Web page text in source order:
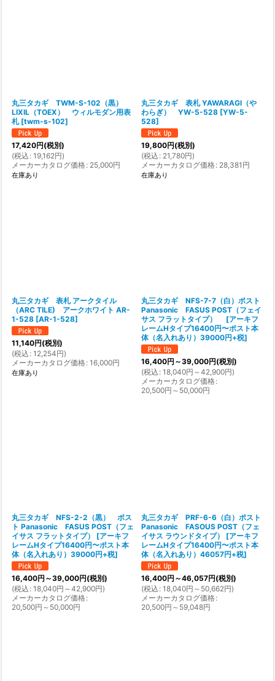
丸三タカギ TWM-S-102（黒）
LIXIL（TOEX） ウィルモダン用表
札 [twm-s-102]
17,420円(税別)
(税込 : 19,162円)
メーカーカタログ価格: 25,000円
在庫あり
丸三タカギ 表札 YAWARAGI（や
わらぎ） YW-5-528 [YW-5-
528]
19,800円(税別)
(税込 : 21,780円)
メーカーカタログ価格: 28,381 円
在庫あり
丸三タカギ 表札 アークタイル
（ARC TILE) アークホワイト AR-
1-528 [AR-1-528]
11,140円(税別)
(税込 : 12,254円)
メーカーカタログ価格: 16,000円
在庫あり
丸三タカギ NFS-7-7（白）ポスト
Panasonic FASUS POST（フェイ
サス フラットタイプ）
[アーキフ
レームHタイプ16400円〜ポスト本
体（名入れあり）39000円+税]
16,400円 ～39,000円(税別)
(税込 : 18,040円 ～42,900円)
メーカーカタログ価格:
20,500円 ～50,000円
丸三タカギ NFS-2-2（黒） ポス
ト Panasonic FASUS POST（フェ
イサス フラットタイプ）
[アーキフ
レームHタイプ16400円〜ポスト本
体（名入れあり）39000円+税]
16,400円 ～39,000円(税別)
(税込 : 18,040円 ～42,900円)
メーカーカタログ価格:
20,500円 ～50,000円
丸三タカギ PRF-6-6（白）ポスト
Panasonic FASOUS POST（フェ
イサス ラウンドタイプ）
[アーキフ
レームHタイプ16400円〜ポスト本
体（名入れあり）46057円+税]
16,400円 ～46,057円(税別)
(税込 : 18,040円 ～50,662円)
メーカーカタログ価格:
20,500円 ～59,048円